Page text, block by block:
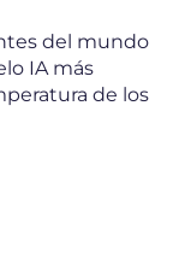
del mundo
IA más
de los